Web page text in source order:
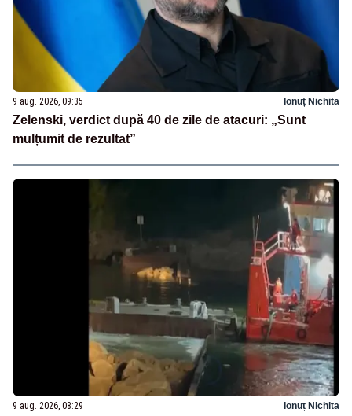
9 aug. 2026, 09:35 Ionuț Nichita
Zelenski, verdict după 40 de zile de atacuri: „Sunt
mulțumit de rezultat”
9 aug. 2026, 08:29 Ionuț Nichita